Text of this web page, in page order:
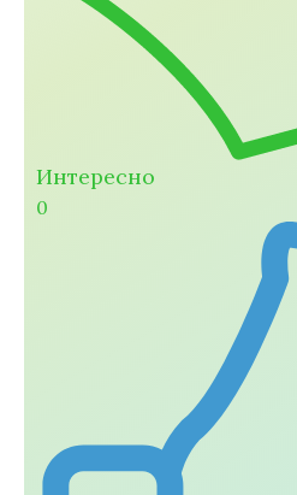
Интересно
0